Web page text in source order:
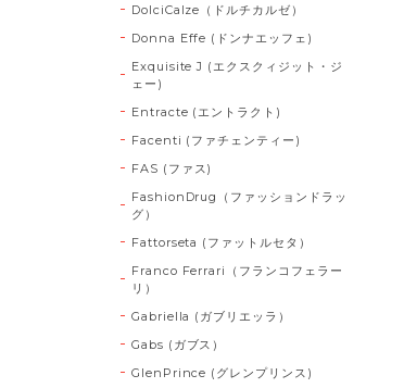
DolciCalze（ドルチカルゼ）
Donna Effe (ドンナエッフェ)
Exquisite J (エクスクィジット・ジ
ェー)
Entracte (エントラクト)
Facenti (ファチェンティー)
FAS (ファス)
FashionDrug（ファッションドラッ
グ）
Fattorseta (ファットルセタ）
Franco Ferrari（フランコフェラー
リ）
Gabriella (ガブリエッラ）
Gabs (ガブス）
GlenPrince (グレンプリンス)